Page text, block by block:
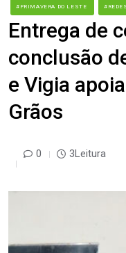
#PRIMAVERA DO LESTE #REDES
Entrega de
conclusão
e Vigia
Grãos
0 3Leitura